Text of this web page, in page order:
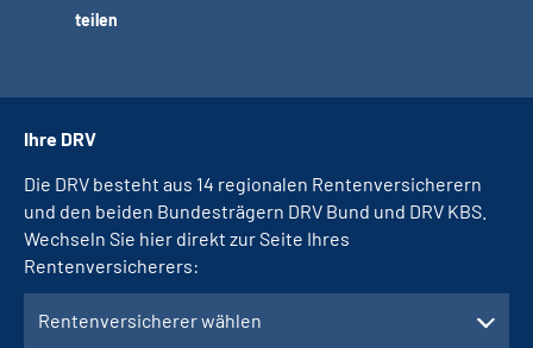
teilen
Ihre DRV
Die DRV besteht aus 14 regionalen Rentenversicherern
und den beiden Bundesträgern DRV Bund und DRV KBS.
Wechseln Sie hier direkt zur Seite Ihres
Rentenversicherers:
Rentenversicherer wählen